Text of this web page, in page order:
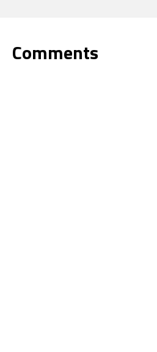
Comments